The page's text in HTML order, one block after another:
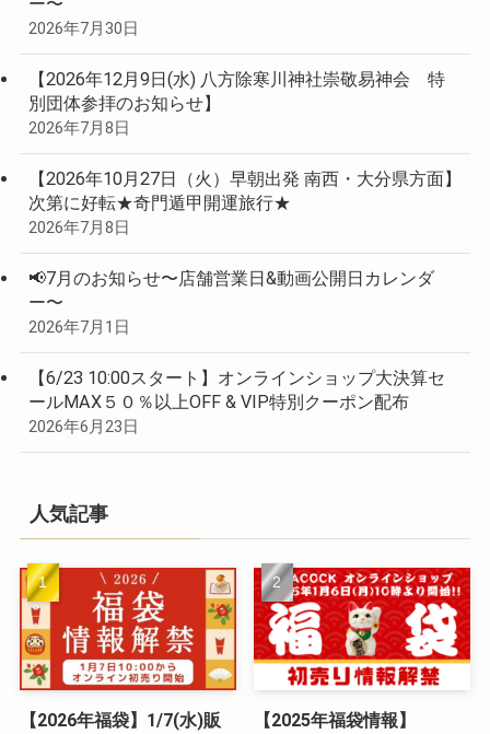
2026年7月30日
【2026年12月9日(水) 八方除寒川神社崇敬易神会 特
別団体参拝のお知らせ】
2026年7月8日
【2026年10月27日（火）早朝出発 南西・大分県方面】
次第に好転★奇門遁甲開運旅行★
2026年7月8日
📢7月のお知らせ〜店舗営業日&動画公開日カレンダ
ー〜
2026年7月1日
【6/23 10:00スタート】オンラインショップ大決算セ
ールMAX５０％以上OFF & VIP特別クーポン配布
2026年6月23日
人気記事
【2026年福袋】1/7(水)販
【2025年福袋情報】